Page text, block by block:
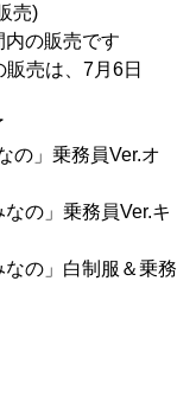
)
販売です
、7月6日
の」乗務員Ver.オ
乗務員Ver.キ
白制服＆乗務